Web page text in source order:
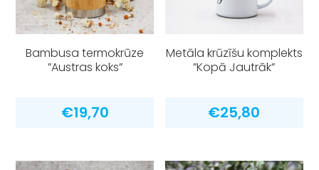
Bambusa termokrūze
”Austras koks”
€19,70
Metāla krūzīšu komplekts
”Kopā Jautrāk”
€25,80